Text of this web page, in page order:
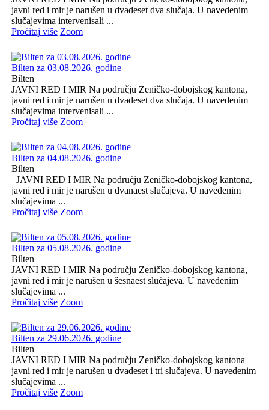
javni red i mir je narušen u dvadeset dva slučaja. U navedenim
slučajevima intervenisali ...
Pročitaj više Zoom
Bilten za 03.08.2026. godine
Bilten
JAVNI RED I MIR Na području Zeničko-dobojskog kantona,
javni red i mir je narušen u dvadeset dva slučaja. U navedenim
slučajevima intervenisali ...
Pročitaj više Zoom
Bilten za 04.08.2026. godine
Bilten
JAVNI RED I MIR Na području Zeničko-dobojskog kantona,
javni red i mir je narušen u dvanaest slučajeva. U navedenim
slučajevima ...
Pročitaj više Zoom
Bilten za 05.08.2026. godine
Bilten
JAVNI RED I MIR Na području Zeničko-dobojskog kantona,
javni red i mir je narušen u šesnaest slučajeva. U navedenim
slučajevima ...
Pročitaj više Zoom
Bilten za 29.06.2026. godine
Bilten
JAVNI RED I MIR Na području Zeničko-dobojskog kantona
javni red i mir je narušen u dvadeset i tri slučajeva. U navedenim
slučajevima ...
Pročitaj više Zoom